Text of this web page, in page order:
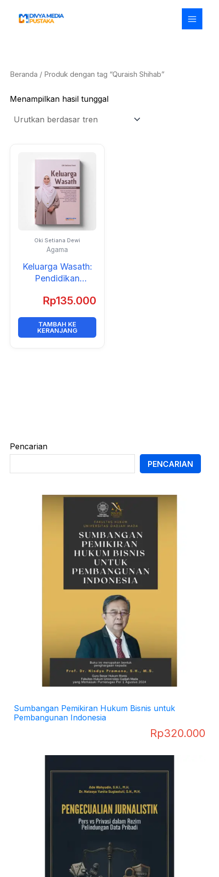
Pencarian
PENCARIAN
Sumbangan Pemikiran Hukum Bisnis untuk
Pembangunan Indonesia
Rp320.000
Beranda / Produk dengan tag “Quraish Shihab”
Menampilkan hasil tunggal
Oki Setiana Dewi
Agama
Keluarga Wasath:
Pendidikan
Digital
Rp135.000
TAMBAH KE
KERANJANG